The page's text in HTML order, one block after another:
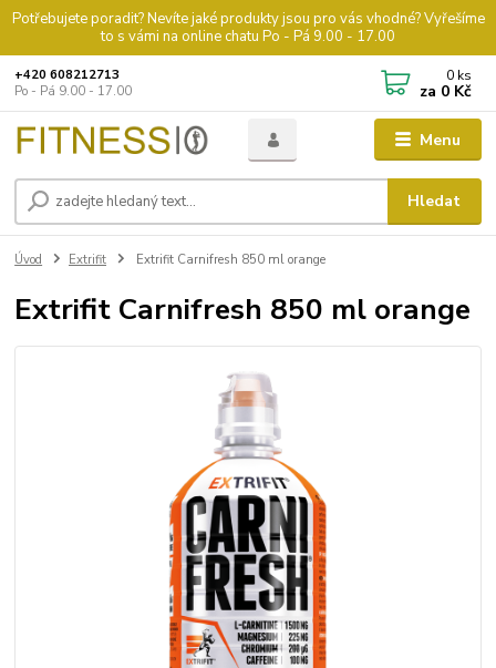
Potřebujete poradit? Nevíte jaké produkty jsou pro vás vhodné? Vyřešíme
to s vámi na online chatu Po - Pá 9.00 - 17.00
Menu
Hledat
+420 608212713
Po - Pá 9.00 - 17.00
0 ks
za 0 Kč
Úvod Extrifit Extrifit Carnifresh 850 ml orange
Extrifit Carnifresh 850 ml orange